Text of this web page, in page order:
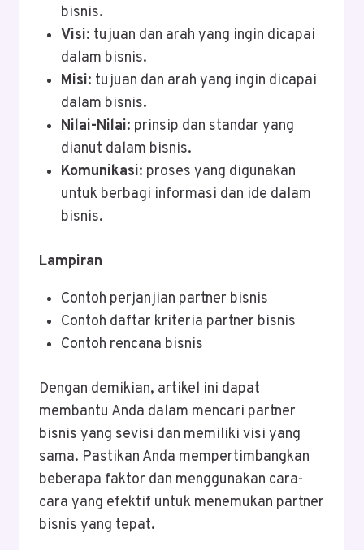
bisnis.
Visi: tujuan dan arah yang ingin dicapai
dalam bisnis.
Misi: tujuan dan arah yang ingin dicapai
dalam bisnis.
Nilai-Nilai: prinsip dan standar yang
dianut dalam bisnis.
Komunikasi: proses yang digunakan
untuk berbagi informasi dan ide dalam
bisnis.
Lampiran
Contoh perjanjian partner bisnis
Contoh daftar kriteria partner bisnis
Contoh rencana bisnis
Dengan demikian, artikel ini dapat
membantu Anda dalam mencari partner
bisnis yang sevisi dan memiliki visi yang
sama. Pastikan Anda mempertimbangkan
beberapa faktor dan menggunakan cara-
cara yang efektif untuk menemukan partner
bisnis yang tepat.